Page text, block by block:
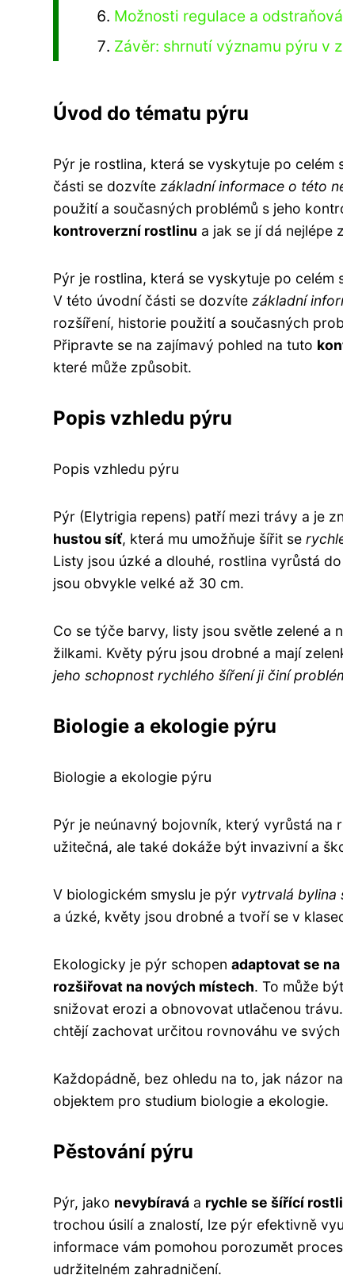
Možnosti regulace a
Závěr: shrnutí významu pýru v
Úvod do tématu pýru
Pýr je rostlina, která se vyskytuje po
části se dozvíte základní informace o této
použití a současných problémů s jeho
kontroverzní rostlinu a jak se jí dá nejlépe
Pýr je rostlina, která se vyskytuje po
V této úvodní části se dozvíte základní
rozšíření, historie použití a současných
Připravte se na zajímavý pohled na tuto
které může způsobit.
Popis vzhledu pýru
Popis vzhledu pýru
Pýr (Elytrigia repens) patří mezi trávy a je
hustou síť, která mu umožňuje šířit se
Listy jsou úzké a dlouhé, rostlina vyrůstá
jsou obvykle velké až 30 cm.
Co se týče barvy, listy jsou světle zelené a
žilkami. Květy pýru jsou drobné a mají
jeho schopnost rychlého šíření ji činí
Biologie a ekologie pýru
Biologie a ekologie pýru
Pýr je neúnavný bojovník, který vyrůstá
užitečná, ale také dokáže být invazivní a
V biologickém smyslu je pýr vytrvalá bylina
a úzké, květy jsou drobné a tvoří se v
Ekologicky je pýr schopen adaptovat se
rozšiřovat na nových místech. To může
snižovat erozi a obnovovat utlačenou
chtějí zachovat určitou rovnováhu ve
Každopádně, bez ohledu na to, jak názor
objektem pro studium biologie a ekologie.
Pěstování pýru
Pýr, jako nevybíravá a rychle se šířící
trochou úsilí a znalostí, lze pýr efektivně
informace vám pomohou porozumět
udržitelném zahradničení.